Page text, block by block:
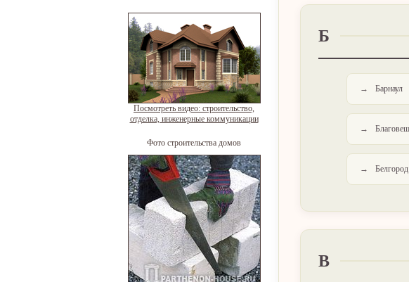
Посмотреть видео: строительство,
отделка, инженерные коммуникации
Фото строительства домов
Б
Барнаул
Белгород
В